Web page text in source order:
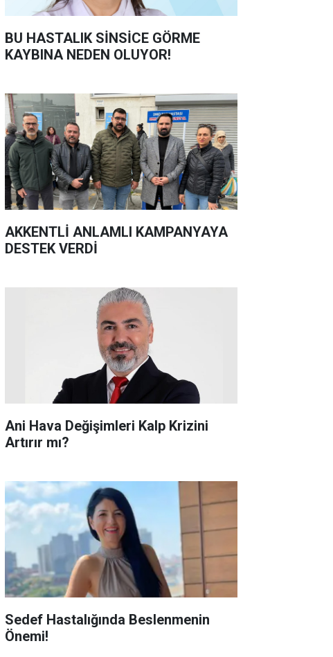
BU HASTALIK SİNSİCE GÖRME
KAYBINA NEDEN OLUYOR!
AKKENTLİ ANLAMLI KAMPANYAYA
DESTEK VERDİ
Ani Hava Değişimleri Kalp Krizini
Artırır mı?
Sedef Hastalığında Beslenmenin
Önemi!